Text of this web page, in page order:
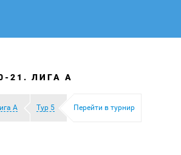
21. ЛИГА A
A Тур 5 Перейти в турнир